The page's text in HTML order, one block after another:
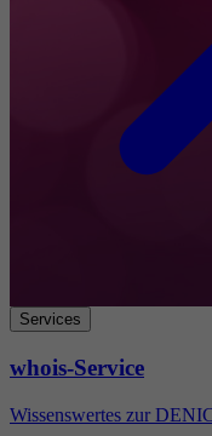
Services
whois-Service
Wissenswertes zur